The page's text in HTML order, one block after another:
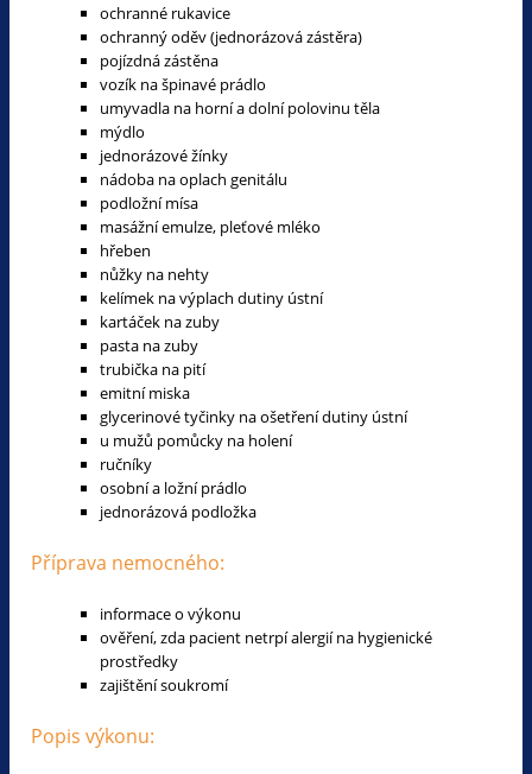
ochranné rukavice
ochranný oděv (jednorázová zástěra)
pojízdná zástěna
vozík na špinavé prádlo
umyvadla na horní a dolní polovinu těla
mýdlo
jednorázové žínky
nádoba na oplach genitálu
podložní mísa
masážní emulze, pleťové mléko
hřeben
nůžky na nehty
kelímek na výplach dutiny ústní
kartáček na zuby
pasta na zuby
trubička na pití
emitní miska
glycerinové tyčinky na ošetření dutiny ústní
u mužů pomůcky na holení
ručníky
osobní a ložní prádlo
jednorázová podložka
Příprava nemocného:
informace o výkonu
ověření, zda pacient netrpí alergií na hygienické
prostředky
zajištění soukromí
Popis výkonu: